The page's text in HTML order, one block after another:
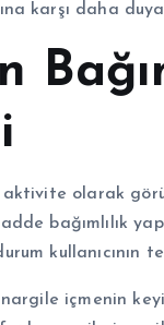
karşı daha
olarak
bağımlılık
kullanıcının
nargile içmenin